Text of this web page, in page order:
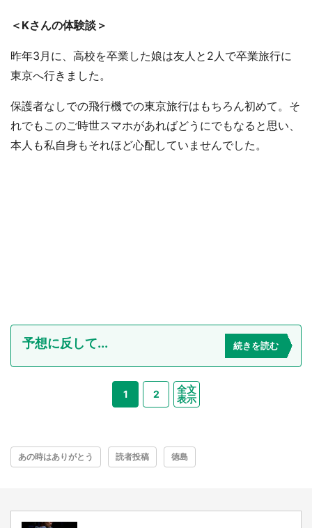
＜Kさんの体験談＞
昨年3月に、高校を卒業した娘は友人と2人で卒業旅行に
東京へ行きました。
保護者なしでの飛行機での東京旅行はもちろん初めて。そ
れでもこのご時世スマホがあればどうにでもなると思い、
本人も私自身もそれほど心配していませんでした。
予想に反して... 続きを読む
1 2
全文
表示
あの時はありがとう 読者投稿 徳島